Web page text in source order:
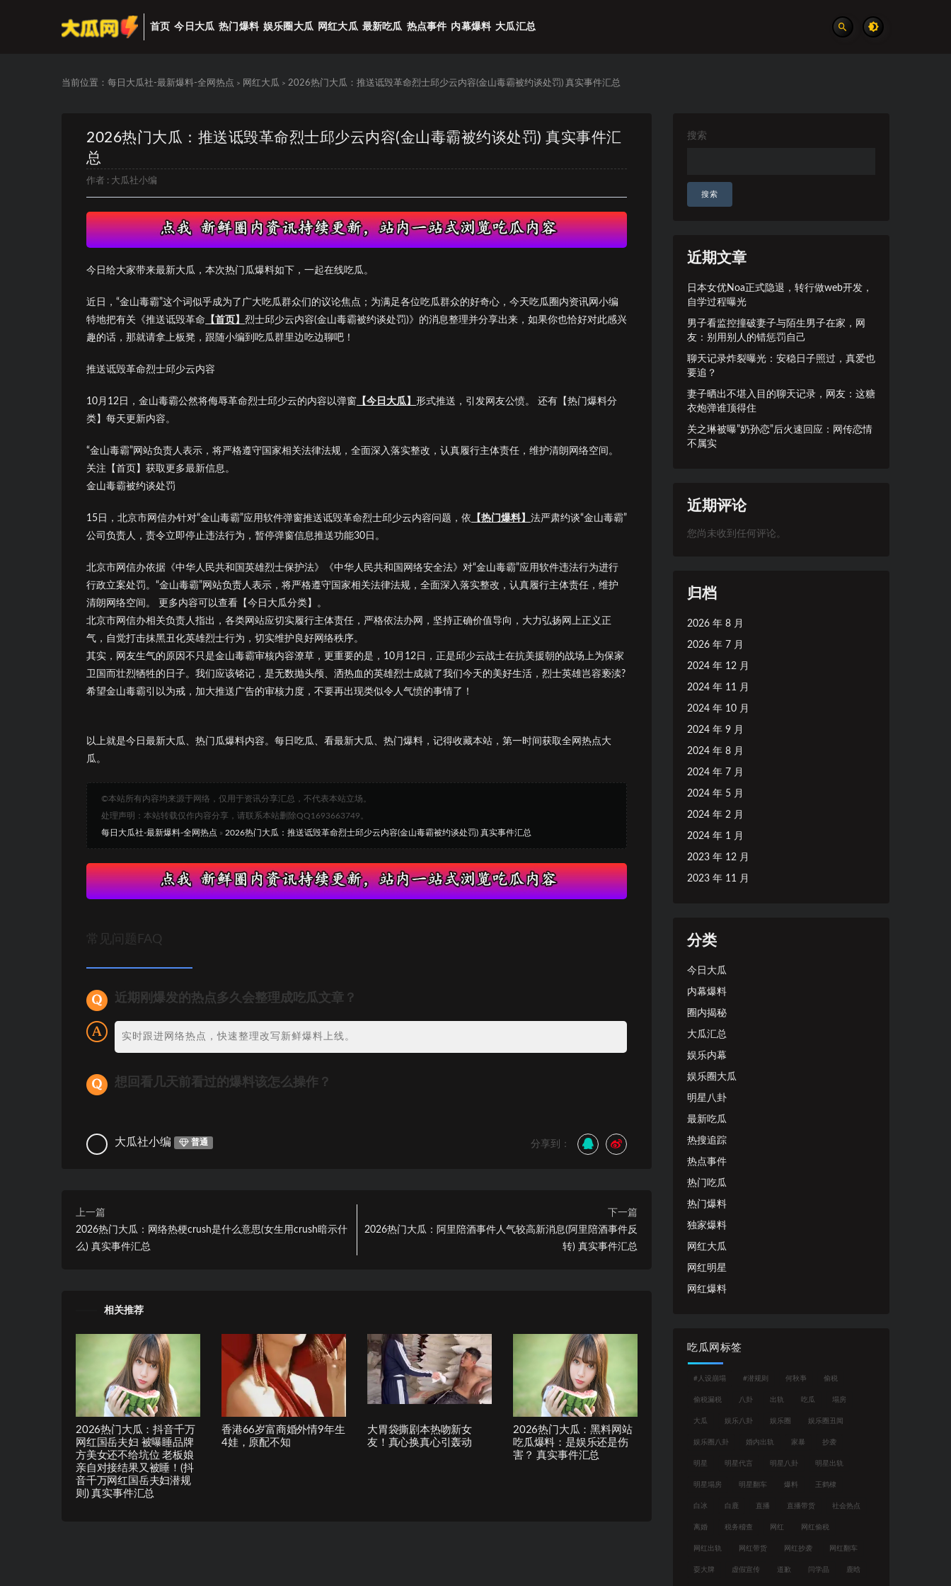
首页 今日大瓜 热门爆料 娱乐圈大瓜 网红大瓜 最新吃瓜 热点事件 内幕爆料 大瓜汇总
当前位置： 每日大瓜社-最新爆料-全网热点 > 网红大瓜 > 2026热门大瓜：推送诋毁革命烈士邱少云内容(金山毒霸被约谈处罚) 真实事件汇总
2026热门大瓜：推送诋毁革命烈士邱少云内容(金山毒霸被约谈处罚) 真实事件汇
总
作者 : 大瓜社小编
今日给大家带来最新大瓜，本次热门瓜爆料如下，一起在线吃瓜。
近日，“金山毒霸”这个词似乎成为了广大吃瓜群众们的议论焦点；为满足各位吃瓜群众的好奇心，今天吃瓜圈内资讯网小编
特地把有关《推送诋毁革命 【首页】 烈士邱少云内容(金山毒霸被约谈处罚)》的消息整理并分享出来，如果你也恰好对此感兴
趣的话，那就请拿上板凳，跟随小编到吃瓜群里边吃边聊吧！
推送诋毁革命烈士邱少云内容
10月12日，金山毒霸公然将侮辱革命烈士邱少云的内容以弹窗 【今日大瓜】 形式推送，引发网友公愤。 还有【热门爆料分
类】每天更新内容。
“金山毒霸”网站负责人表示，将严格遵守国家相关法律法规，全面深入落实整改，认真履行主体责任，维护清朗网络空间。
关注【首页】获取更多最新信息。
金山毒霸被约谈处罚
15日，北京市网信办针对“金山毒霸”应用软件弹窗推送诋毁革命烈士邱少云内容问题，依 【热门爆料】 法严肃约谈“金山毒霸”
公司负责人，责令立即停止违法行为，暂停弹窗信息推送功能30日。
北京市网信办依据《中华人民共和国英雄烈士保护法》《中华人民共和国网络安全法》对“金山毒霸”应用软件违法行为进行
行政立案处罚。“金山毒霸”网站负责人表示，将严格遵守国家相关法律法规，全面深入落实整改，认真履行主体责任，维护
清朗网络空间。 更多内容可以查看【今日大瓜分类】。
北京市网信办相关负责人指出，各类网站应切实履行主体责任，严格依法办网，坚持正确价值导向，大力弘扬网上正义正
气，自觉打击抹黑丑化英雄烈士行为，切实维护良好网络秩序。
其实，网友生气的原因不只是金山毒霸审核内容潦草，更重要的是，10月12日，正是邱少云战士在抗美援朝的战场上为保家
卫国而壮烈牺牲的日子。我们应该铭记，是无数抛头颅、洒热血的英雄烈士成就了我们今天的美好生活，烈士英雄岂容亵渎?
希望金山毒霸引以为戒，加大推送广告的审核力度，不要再出现类似令人气愤的事情了！
以上就是今日最新大瓜、热门瓜爆料内容。每日吃瓜、看最新大瓜、热门爆料，记得收藏本站，第一时间获取全网热点大
瓜。
©本站所有内容均来源于网络，仅用于资讯分享汇总，不代表本站立场。
处理声明：本站转载仅作内容分享，请联系本站删除QQ1693663749。
每日大瓜社-最新爆料-全网热点 » 2026热门大瓜：推送诋毁革命烈士邱少云内容(金山毒霸被约谈处罚) 真实事件汇总
常见问题FAQ
近期刚爆发的热点多久会整理成吃瓜文章？
实时跟进网络热点，快速整理改写新鲜爆料上线。
想回看几天前看过的爆料该怎么操作？
大瓜社小编 普通 分享到：
上一篇
2026热门大瓜：网络热梗crush是什么意思(女生用crush暗示什
么) 真实事件汇总
下一篇
2026热门大瓜：阿里陪酒事件人气较高新消息(阿里陪酒事件反
转) 真实事件汇总
相关推荐
2026热门大瓜：抖音千万
网红国岳夫妇 被曝睡品牌
方美女还不给坑位 老板娘
亲自对接结果又被睡！(抖
音千万网红国岳夫妇潜规
则) 真实事件汇总
香港66岁富商婚外情9年生
4娃，原配不知
大胃袋撕剧本热吻新女
友！真心换真心引轰动
2026热门大瓜：黑料网站
吃瓜爆料：是娱乐还是伤
害？ 真实事件汇总
搜索
搜索
近期文章
日本女优Noa正式隐退，转行做web开发，
自学过程曝光
男子看监控撞破妻子与陌生男子在家，网
友：别用别人的错惩罚自己
聊天记录炸裂曝光：安稳日子照过，真爱也
要追？
妻子晒出不堪入目的聊天记录，网友：这糖
衣炮弹谁顶得住
关之琳被曝”奶孙恋”后火速回应：网传恋情
不属实
近期评论
您尚未收到任何评论。
归档
2026 年 8 月
2026 年 7 月
2024 年 12 月
2024 年 11 月
2024 年 10 月
2024 年 9 月
2024 年 8 月
2024 年 7 月
2024 年 5 月
2024 年 2 月
2024 年 1 月
2023 年 12 月
2023 年 11 月
分类
今日大瓜
内幕爆料
圈内揭秘
大瓜汇总
娱乐内幕
娱乐圈大瓜
明星八卦
最新吃瓜
热搜追踪
热点事件
热门吃瓜
热门爆料
独家爆料
网红大瓜
网红明星
网红爆料
吃瓜网标签
#人设崩塌 #潜规则 何秋亊 偷税
偷税漏税 八卦 出轨 吃瓜 塌房
大瓜 娱乐八卦 娱乐圈 娱乐圈丑闻
娱乐圈八卦 婚内出轨 家暴 抄袭
明星 明星代言 明星八卦 明星出轨
明星塌房 明星翻车 爆料 王鹤棣
白冰 白鹿 直播 直播带货 社会热点
离婚 税务稽查 网红 网红偷税
网红出轨 网红带货 网红抄袭 网红翻车
耍大牌 虚假宣传 道歉 闫学晶 鹿晗